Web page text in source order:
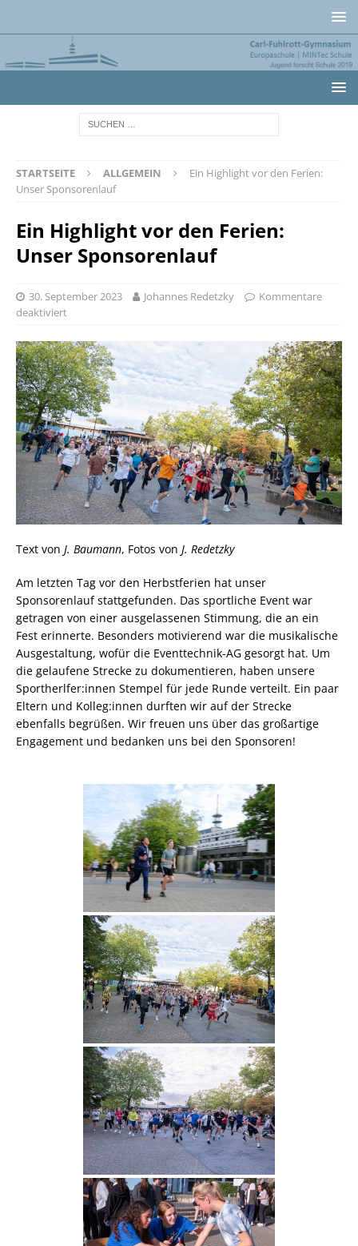
STARTSEITE ALLGEMEIN
Ein Highlight vor den Ferien:
Unser Sponsorenlauf
Ein Highlight vor den Ferien:
Unser Sponsorenlauf
30. September 2023 Johannes Redetzky
Kommentare
deaktiviert
Text von J. Baumann, Fotos von J. Redetzky
Am letzten Tag vor den Herbstferien hat unser
Sponsorenlauf stattgefunden. Das sportliche Event war
getragen von einer ausgelassenen Stimmung, die an ein
Fest erinnerte. Besonders motivierend war die musikalische
Ausgestaltung, wofür die Eventtechnik-AG gesorgt hat. Um
die gelaufene Strecke zu dokumentieren, haben unsere
Sportherlfer:innen Stempel für jede Runde verteilt. Ein paar
Eltern und Kolleg:innen durften wir auf der Strecke
ebenfalls begrüßen. Wir freuen uns über das großartige
Engagement und bedanken uns bei den Sponsoren!